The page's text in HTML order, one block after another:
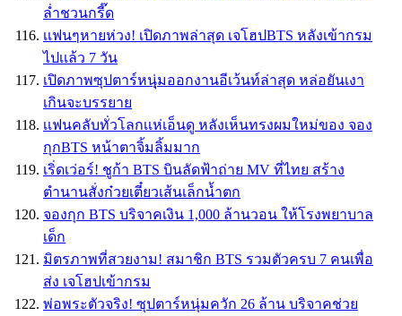
ล่ำชวนกรี๊ด
เเฟนๆหายห่วง! เปิดภาพล่าสุด เจโฮปBTS หลังเข้ากรม
ไปเเล้ว 7 วัน
เปิดภาพซุปตาร์หนุุ่มออกงานอีเว้นท์ล่าสุด หล่อยันเงา
เกินจะบรรยาย
เเฟนคลับทั่วโลกเเห่เอ็นดู หลังเห็นทรงผมใหม่ของ จอง
กุกBTS หน้าตาจิ้มลิ้มมาก
เริ่ดเว่อร์! ชูก้า BTS บินลัดฟ้าถ่าย MV ที่ไทย สร้าง
ตำนานสั่งก๋วยเตี๋ยวเส้นเล็กน้ำตก
จองกุก BTS บริจาคเงิน 1,000 ล้านวอน ให้โรงพยาบาล
เด็ก
มิตรภาพที่สวยงาม! สมาชิก BTS รวมตัวครบ 7 คนเพื่อ
ส่ง เจโฮปเข้ากรม
พ่อพระตัวจริง! ซุปตาร์หนุ่มควัก 26 ล้าน บริจาคช่วย